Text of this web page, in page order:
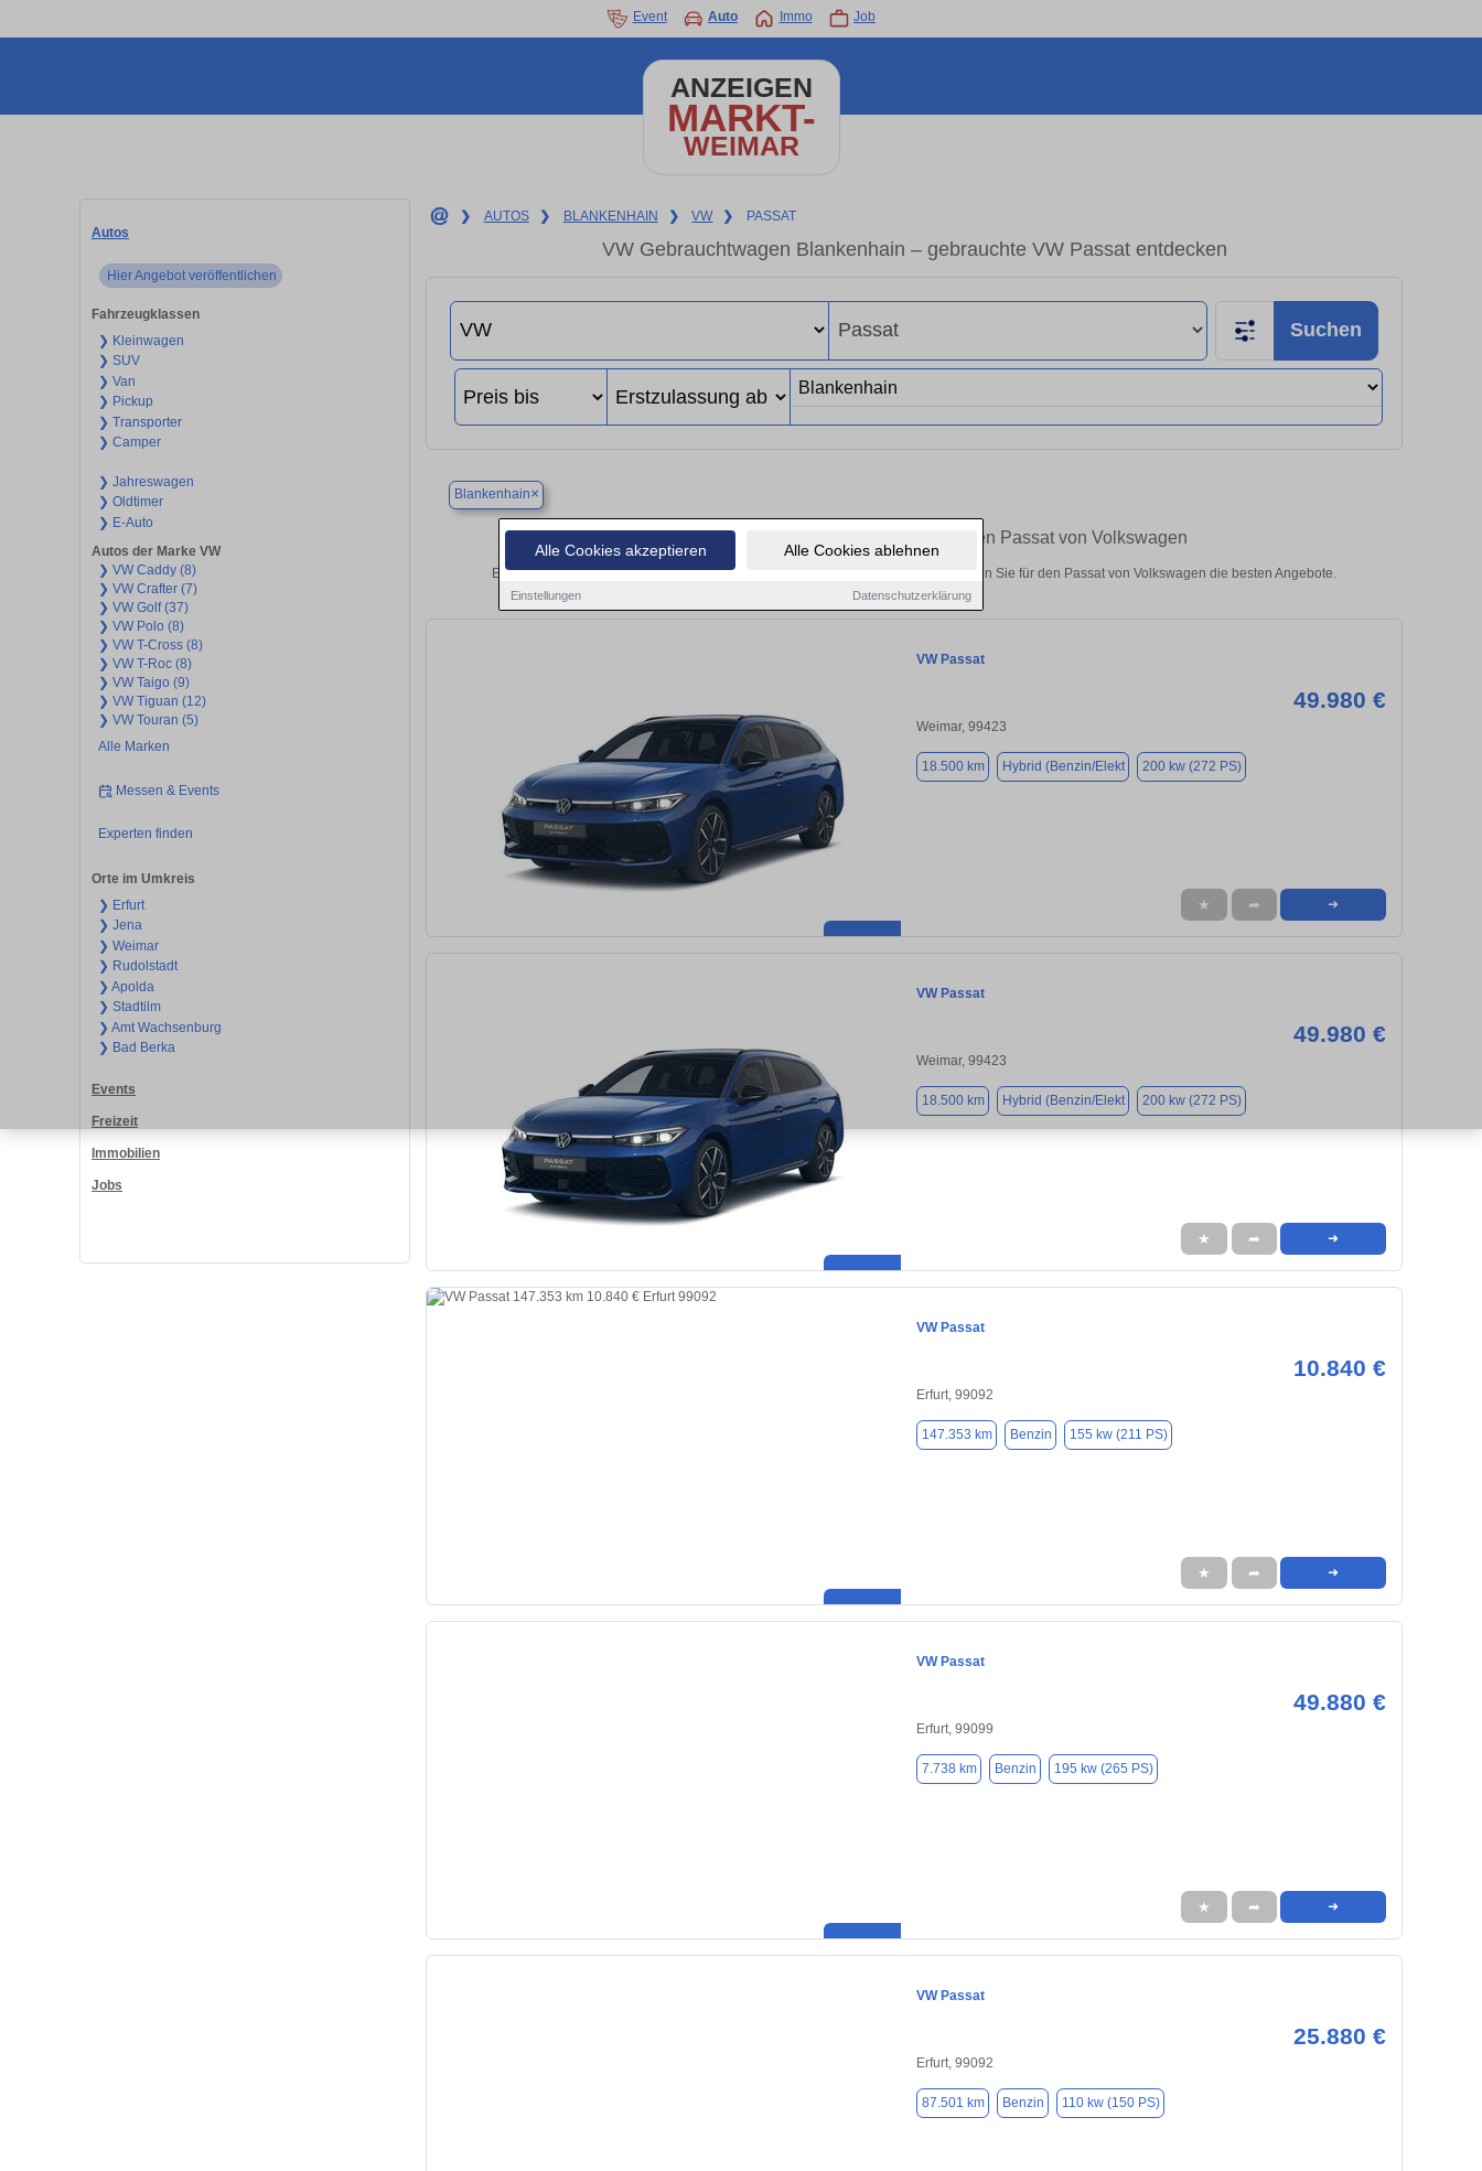
Alle Cookies akzeptieren Alle Cookies ablehnen
Einstellungen Datenschutzerklärung
Event Auto Immo Job
ANZEIGEN
MARKT-
WEIMAR
Autos
Hier Angebot veröffentlichen
Fahrzeugklassen
❯ Kleinwagen
❯ SUV
❯ Van
❯ Pickup
❯ Transporter
❯ Camper
❯ Jahreswagen
❯ Oldtimer
❯ E-Auto
Autos der Marke VW
❯ VW Caddy (8)
❯ VW Crafter (7)
❯ VW Golf (37)
❯ VW Polo (8)
❯ VW T-Cross (8)
❯ VW T-Roc (8)
❯ VW Taigo (9)
❯ VW Tiguan (12)
❯ VW Touran (5)
Alle Marken
Messen & Events
Experten finden
Orte im Umkreis
❯ Erfurt
❯ Jena
❯ Weimar
❯ Rudolstadt
❯ Apolda
❯ Stadtilm
❯ Amt Wachsenburg
❯ Bad Berka
Events
Freizeit
Immobilien
Jobs
❯ AUTOS ❯ BLANKENHAIN ❯ VW ❯ PASSAT
VW Gebrauchtwagen Blankenhain – gebrauchte VW Passat entdecken
Suchen
Blankenhain×
Finden Sie in Blankenhain Ihren gebrauchten Passat von Volkswagen
Entdecken Sie in Blankenhain gebrauchte VW Passat Gebrauchtwagen. Hier finden Sie für den Passat von Volkswagen die besten Angebote.
VW Passat
49.980 €
Weimar, 99423
18.500 km Hybrid (Benzin/Elekt 200 kw (272 PS)
★ ➦ ➜
VW Passat
49.980 €
Weimar, 99423
18.500 km Hybrid (Benzin/Elekt 200 kw (272 PS)
★ ➦ ➜
VW Passat
10.840 €
Erfurt, 99092
147.353 km Benzin 155 kw (211 PS)
★ ➦ ➜
VW Passat
49.880 €
Erfurt, 99099
7.738 km Benzin 195 kw (265 PS)
★ ➦ ➜
VW Passat
25.880 €
Erfurt, 99092
87.501 km Benzin 110 kw (150 PS)